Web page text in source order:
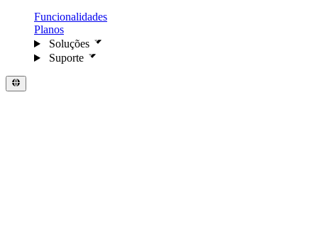
Funcionalidades
Planos
Soluções
Suporte